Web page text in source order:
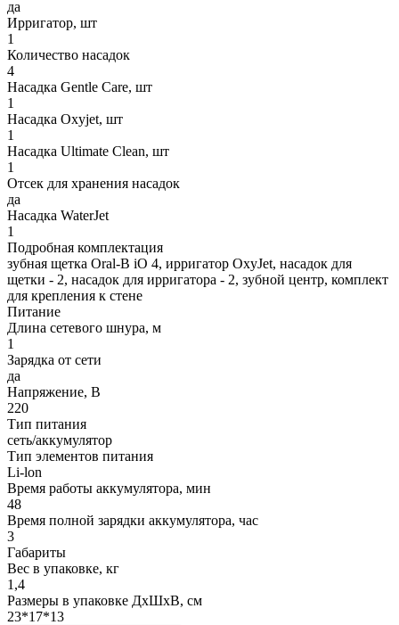
да
Ирригатор, шт
1
Количество насадок
4
Насадка Gentle Care, шт
1
Насадка Oxyjet, шт
1
Насадка Ultimate Clean, шт
1
Отсек для хранения насадок
да
Насадка WaterJet
1
Подробная комплектация
зубная щетка Oral-B iO 4, ирригатор OxyJet, насадок для
щетки - 2, насадок для ирригатора - 2, зубной центр, комплект
для крепления к стене
Питание
Длина сетевого шнура, м
1
Зарядка от сети
да
Напряжение, В
220
Тип питания
сеть/аккумулятор
Тип элементов питания
Li-lon
Время работы аккумулятора, мин
48
Время полной зарядки аккумулятора, час
3
Габариты
Вес в упаковке, кг
1,4
Размеры в упаковке ДxШxВ, см
23*17*13